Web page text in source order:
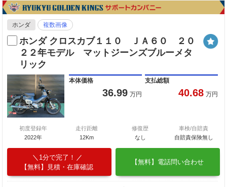
ホンダ 複数画像
ホンダ クロスカブ１１０ ＪＡ６０ ２０
２２年モデル マットジーンズブルーメタ
リック
本体価格
36.99 万円
支払総額
40.68 万円
初度登録年
2022年
走行距離
12Km
修復歴
なし
車検/自賠責
自賠責保険無し
1分で完了！
【無料】見積・在庫確認
【無料】電話問い合わせ